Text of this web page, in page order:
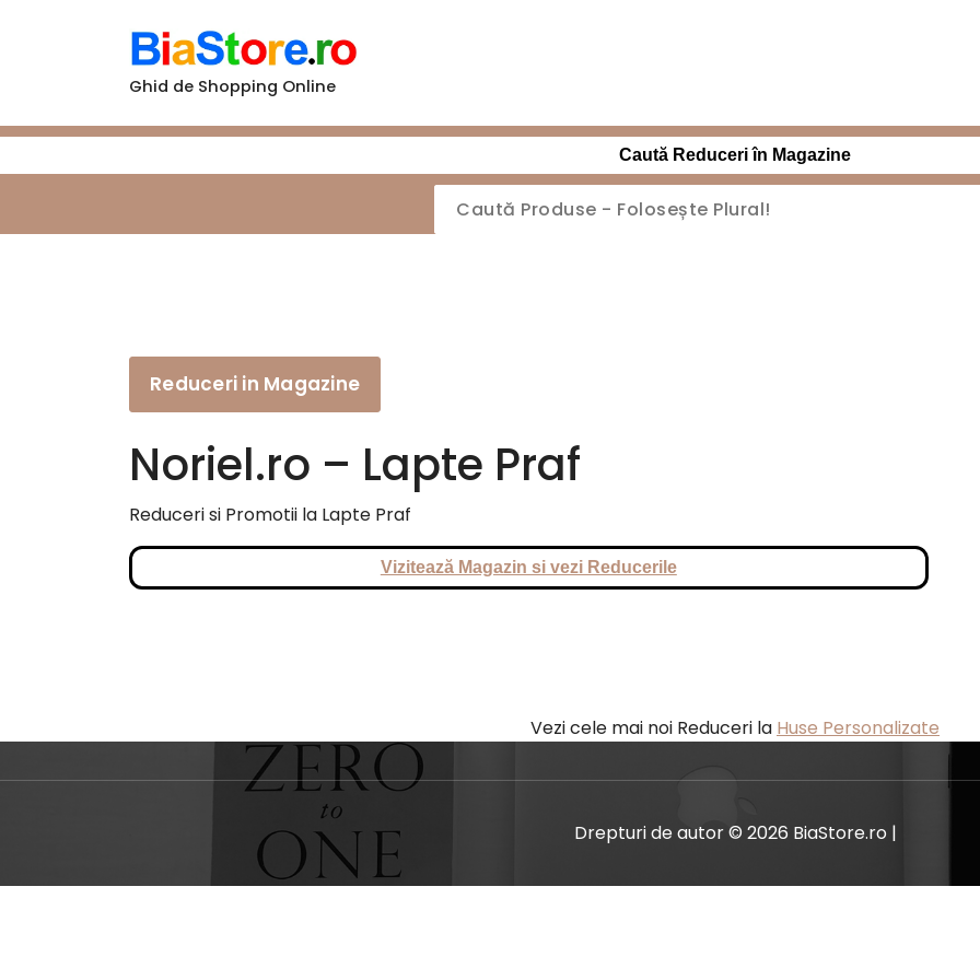
Ghid de Shopping Online
Caută Reduceri în Magazine
Reduceri in Magazine
Noriel.ro – Lapte Praf
Reduceri si Promotii la Lapte Praf
Vizitează Magazin si vezi Reducerile
Vezi cele mai noi Reduceri la Huse Personalizate
Drepturi de autor © 2026 BiaStore.ro |